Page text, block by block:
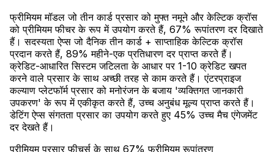
फ्रीमियम मॉडल जो तीन कार्ड प्रसार को मुफ्त नमूने और केल्टिक क्रॉस
को प्रीमियम फीचर के रूप में उपयोग करते हैं, 67% रूपांतरण दर दिखाते
हैं। सदस्यता ऐप्स जो दैनिक तीन कार्ड + साप्ताहिक केल्टिक क्रॉस
प्रदान करते हैं, 89% महीने-एक प्रतिधारण दर प्राप्त करते हैं।
क्रेडिट-आधारित सिस्टम जटिलता के आधार पर 1-10 क्रेडिट खपत
करने वाले प्रसार के साथ अच्छी तरह से काम करते हैं। एंटरप्राइज
कल्याण प्लेटफॉर्म प्रसार को मनोरंजन के बजाय 'व्यक्तिगत जानकारी
उपकरण' के रूप में एकीकृत करते हैं, उच्च अनुबंध मूल्य प्राप्त करते हैं।
डेटिंग ऐप्स संगतता प्रसार का उपयोग करते हुए 45% उच्च मैच एंगेजमेंट
दर देखते हैं।
प्रीमियम प्रसार फीचर्स के साथ 67% फ्रीमियम रूपांतरण